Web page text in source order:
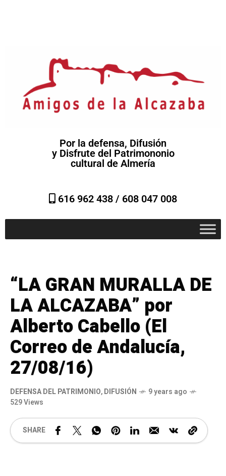
Por la defensa, Difusión
y Disfrute del Patrimononio
cultural de Almería
616 962 438 / 608 047 008
“LA GRAN MURALLA DE
LA ALCAZABA” por
Alberto Cabello (El
Correo de Andalucía,
27/08/16)
DEFENSA DEL PATRIMONIO,DIFUSIÓN
9 years ago
529 Views
SHARE